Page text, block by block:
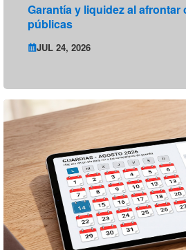
Garantía y liquidez al
públicas
JUL 24, 2026